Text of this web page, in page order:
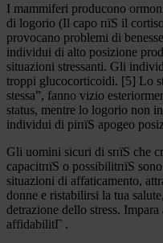
I mammiferi producono
di logorio (Il capo пїЅ il
provocano problemi di
individui di alto posizione
situazioni stressanti. Gli
troppi glucocorticoidi. [5] Lo
stessa”, fanno vizio
status, mentre lo logorio non
individui di piпїЅ apogeo
Gli uomini sicuri di sпїЅ che
capacitпїЅ o possibilitпїЅ
situazioni di affaticamento,
donne e ristabilirsi la tua
detrazione dello stress.
affidabilitГ .